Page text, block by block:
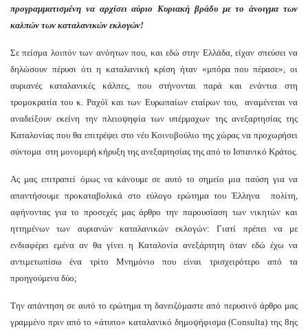
προγραμματισμένη να αρχίσει αύριο Κυριακή βράδυ με το άνοιγμα των
καλπών των καταλανικών εκλογών!
Σε πείσμα λοιπόν των ανόητων που, και εδώ στην Ελλάδα, είχαν σπεύσει να
δηλώσουν πέρυσι ότι η καταλανική κρίση ήταν «μπόρα που πέρασε», οι
αυριανές καταλανικές κάλπες, που στήνονται παρά και ενάντια στη
τρομοκρατία του κ. Ραχόϊ και των Ευρωπαίων εταίρων του, αναμένεται να
αναδείξουν εκείνη την πλειοψηφία των υπέρμαχων της ανεξαρτησίας της
Καταλονίας που θα επιτρέψει στο νέο Κοινοβούλιο της χώρας να προχωρήσει
σύντομα στη μονομερή κήρυξη της ανεξαρτησίας της από το Ισπανικό Κράτος.
Ας μας επιτραπεί όμως να κάνουμε σε αυτό το σημείο μια παύση για να
απαντήσουμε προκαταβολικά στο εύλογο ερώτημα του Έλληνα πολίτη,
αφήνοντας για το προσεχές μας άρθρο την παρουσίαση των νικητών και
ηττημένων των αυριανών καταλανικών εκλογών: Γιατί πρέπει να με
ενδιαφέρει εμένα αν θα γίνει η Καταλονία ανεξάρτητη όταν εδώ έχω να
αντιμετωπίσω ένα τρίτο Μνημόνιο που είναι τρισχειρότερο από τα
προηγούμενα δύο;
Την απάντηση σε αυτό το ερώτημα τη δανειζόμαστε από περυσινό άρθρο μας
γραμμένο πριν από το «άτυπο» καταλανικό δημοψήφισμα (Consulta) της 8ης